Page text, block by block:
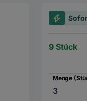
9 Stück
Menge
3